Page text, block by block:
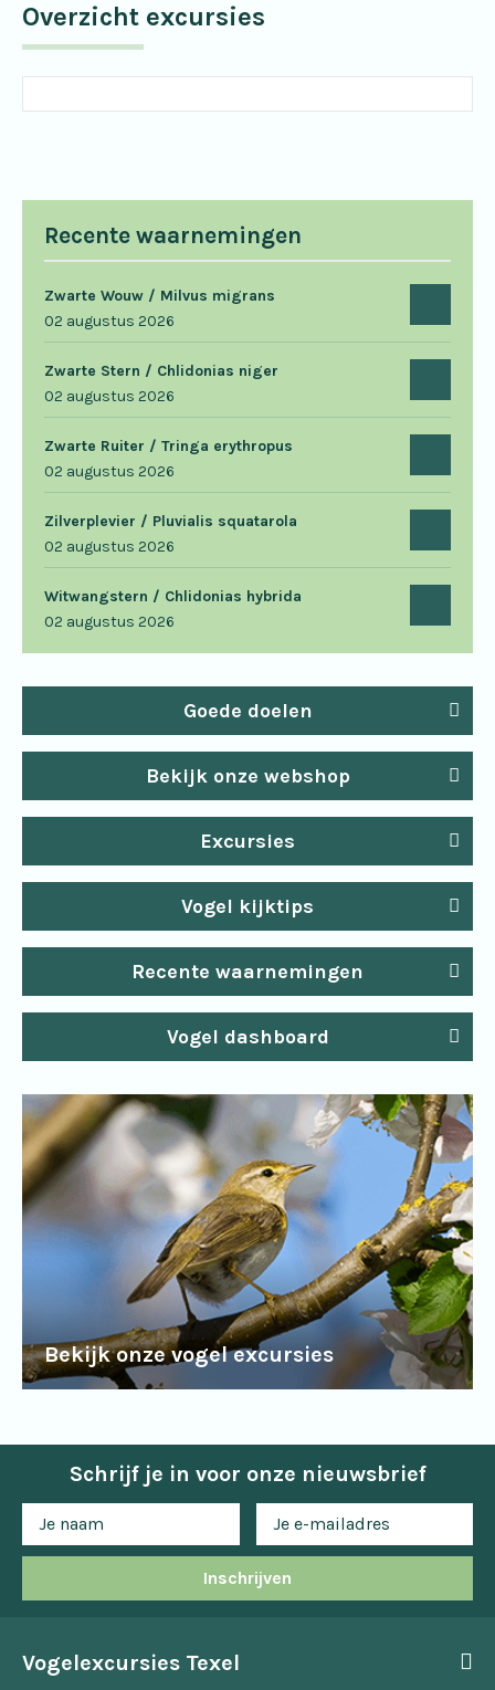
Recente waarnemingen
Zwarte Wouw / Milvus migrans
02 augustus 2026
Zwarte Stern / Chlidonias niger
02 augustus 2026
Zwarte Ruiter / Tringa erythropus
02 augustus 2026
Zilverplevier / Pluvialis squatarola
02 augustus 2026
Witwangstern / Chlidonias hybrida
02 augustus 2026
Goede doelen
Bekijk onze webshop
Excursies
Vogel kijktips
Recente waarnemingen
Vogel dashboard
Bekijk onze vogel excursies
Overzicht excursies
Schrijf je in voor onze nieuwsbrief
Inschrijven
Vogelexcursies Texel